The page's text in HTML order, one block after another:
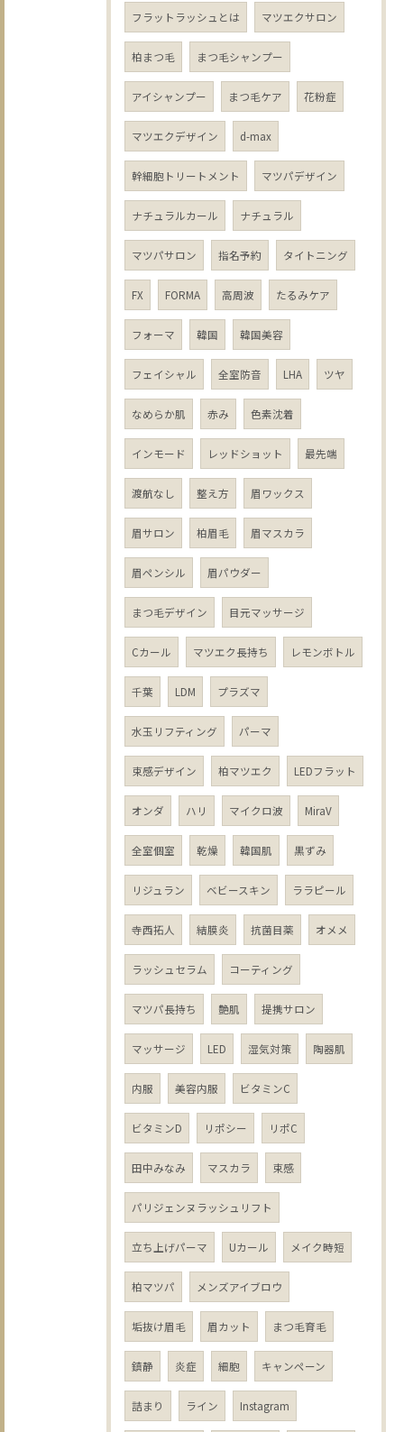
フラットラッシュとは マツエクサロン
柏まつ毛 まつ毛シャンプー
アイシャンプー まつ毛ケア 花粉症
マツエクデザイン d-max
幹細胞トリートメント マツパデザイン
ナチュラルカール ナチュラル
マツパサロン 指名予約 タイトニング
FX FORMA 高周波 たるみケア
フォーマ 韓国 韓国美容
フェイシャル 全室防音 LHA ツヤ
なめらか肌 赤み 色素沈着
インモード レッドショット 最先端
渡航なし 整え方 眉ワックス
眉サロン 柏眉毛 眉マスカラ
眉ペンシル 眉パウダー
まつ毛デザイン 目元マッサージ
Cカール マツエク長持ち レモンボトル
千葉 LDM プラズマ
水玉リフティング パーマ
束感デザイン 柏マツエク LEDフラット
オンダ ハリ マイクロ波 MiraV
全室個室 乾燥 韓国肌 黒ずみ
リジュラン ベビースキン ララピール
寺西拓人 結膜炎 抗菌目薬 オメメ
ラッシュセラム コーティング
マツパ長持ち 艶肌 提携サロン
マッサージ LED 湿気対策 陶器肌
内服 美容内服 ビタミンC
ビタミンD リポシー リポC
田中みなみ マスカラ 束感
パリジェンヌラッシュリフト
立ち上げパーマ Uカール メイク時短
柏マツパ メンズアイブロウ
垢抜け眉毛 眉カット まつ毛育毛
鎮静 炎症 細胞 キャンペーン
詰まり ライン Instagram